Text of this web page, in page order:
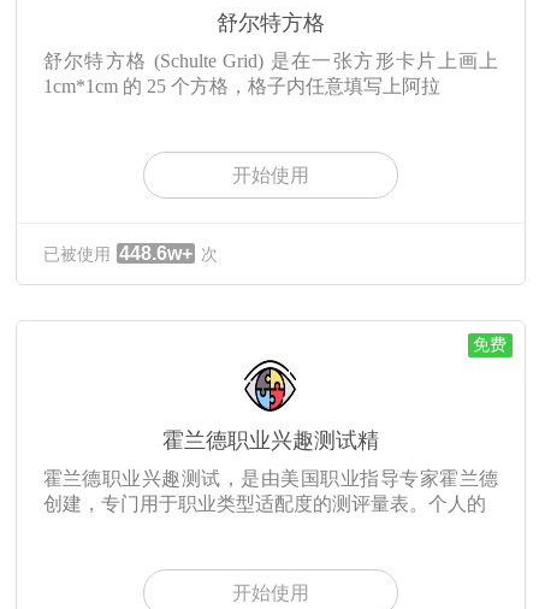
舒尔特方格
舒尔特方格 (Schulte Grid) 是在一张方形卡片上画上
1cm*1cm 的 25 个方格，格子内任意填写上阿拉
开始使用
已被使用 448.6w+ 次
免费
霍兰德职业兴趣测试精
霍兰德职业兴趣测试，是由美国职业指导专家霍兰德
创建，专门用于职业类型适配度的测评量表。个人的
开始使用